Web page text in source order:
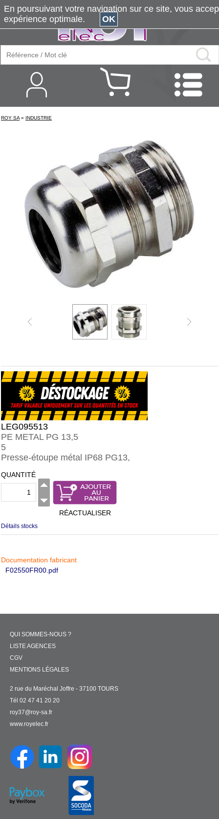
ROY SA » INDUSTRIE
LEG095513
PE METAL PG 13,5
5
Presse-étoupe métal IP68 PG13,
QUANTITÉ
RÉACTUALISER
Détails stocks
Documentation fabricant
F02550FR00.pdf
QUI SOMMES-NOUS ?
LISTE AGENCES
CGV
MENTIONS LÉGALES
2 rue du Maréchal Joffre - 37100 TOURS
Tél 02 47 41 20 20
roy37@roy-sa.fr
www.royelec.fr
En poursuivant votre navigation sur ce site, vous
expérience optimale.
OK